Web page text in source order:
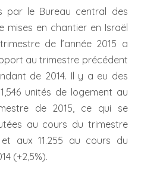
par le Bureau central des
mises en chantier en Israël
de l’année 2015 a
au trimestre précédent
de 2014. Il y a eu des
unités de logement au
de 2015, ce qui se
au cours du trimestre
aux 11.255 au cours du
(+2,5%).